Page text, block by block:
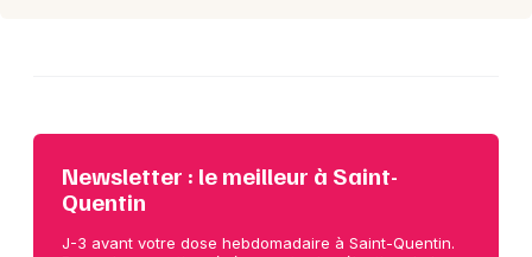
Newsletter : le meilleur à Saint-
Quentin
J-3 avant votre dose hebdomadaire à Saint-Quentin.